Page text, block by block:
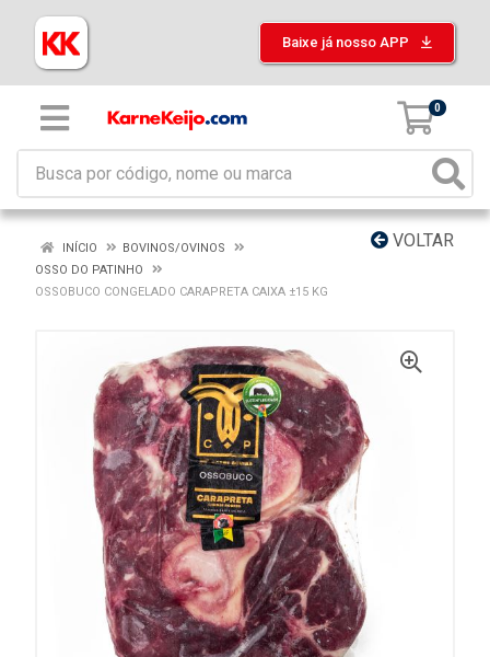
Baixe já nosso APP
0
VOLTAR
INÍCIO
BOVINOS/OVINOS
OSSO DO PATINHO
OSSOBUCO CONGELADO CARAPRETA CAIXA ±15 KG